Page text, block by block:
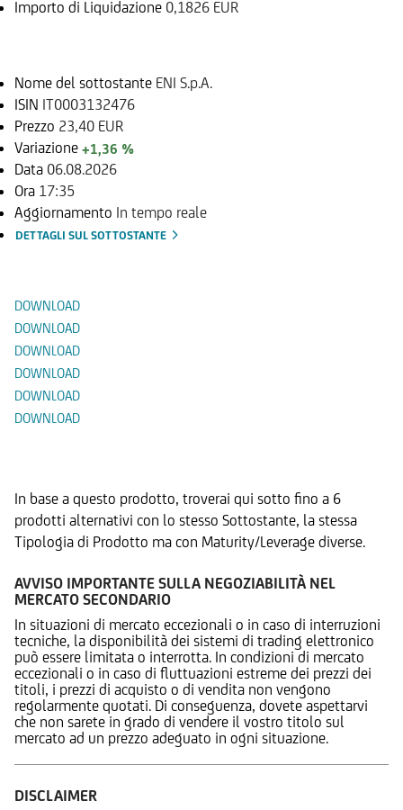
Importo di Liquidazione 0,1826 EUR
Nome del sottostante ENI S.p.A.
ISIN IT0003132476
Prezzo 23,40 EUR
Variazione +1,36 %
Data 06.08.2026
Ora 17:35
Aggiornamento In tempo reale
DETTAGLI SUL SOTTOSTANTE
DOWNLOAD
DOWNLOAD
DOWNLOAD
DOWNLOAD
DOWNLOAD
DOWNLOAD
In base a questo prodotto, troverai qui sotto fino a 6
prodotti alternativi con lo stesso Sottostante, la stessa
Tipologia di Prodotto ma con Maturity/Leverage diverse.
AVVISO IMPORTANTE SULLA NEGOZIABILITÀ NEL
MERCATO SECONDARIO
In situazioni di mercato eccezionali o in caso di interruzioni
tecniche, la disponibilità dei sistemi di trading elettronico
può essere limitata o interrotta. In condizioni di mercato
eccezionali o in caso di fluttuazioni estreme dei prezzi dei
titoli, i prezzi di acquisto o di vendita non vengono
regolarmente quotati. Di conseguenza, dovete aspettarvi
che non sarete in grado di vendere il vostro titolo sul
mercato ad un prezzo adeguato in ogni situazione.
DISCLAIMER